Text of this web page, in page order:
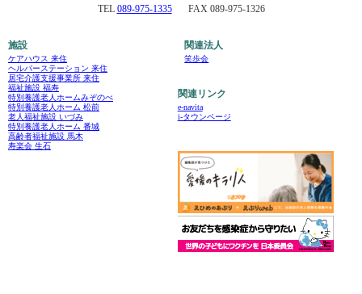
TEL 089-975-1335 FAX 089-975-1326
施設
ケアハウス 来住
ヘルパーステーション 来住
居宅介護支援事業所 来住
福祉施設 福寿
特別養護老人ホームみぞのべ
特別養護老人ホーム 松前
老人福祉施設 いづみ
特別養護老人ホーム 番城
高齢者福祉施設 馬木
寿楽会 生石
関連法人
笑歩会
関連リンク
e-navita
i-タウンページ